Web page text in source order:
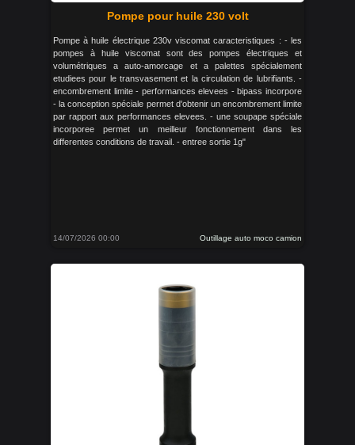
Pompe pour huile 230 volt
Pompe à huile électrique 230v viscomat caracteristiques : - les
pompes à huile viscomat sont des pompes électriques et
volumétriques a auto-amorcage et a palettes spécialement
etudiees pour le transvasement et la circulation de lubrifiants. -
encombrement limite - performances elevees - bipass incorpore
- la conception spéciale permet d'obtenir un encombrement limite
par rapport aux performances elevees. - une soupape spéciale
incorporee permet un meilleur fonctionnement dans les
differentes conditions de travail. - entree sortie 1g"
14/07/2026 00:00 Outillage auto moco camion